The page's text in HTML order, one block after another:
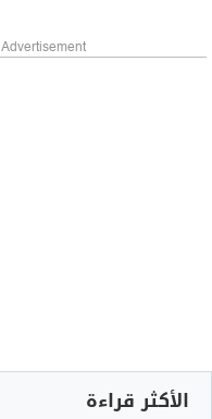
Advertisement
الأكثر قراءة